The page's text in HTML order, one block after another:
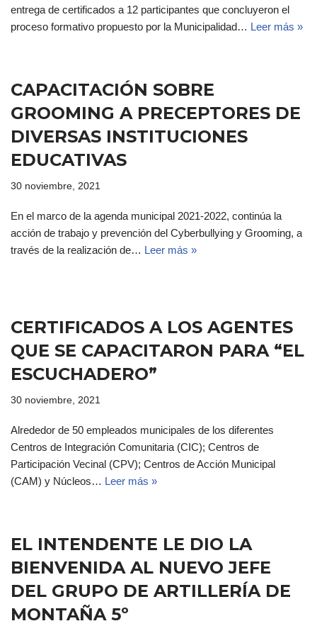
entrega de certificados a 12 participantes que concluyeron el
proceso formativo propuesto por la Municipalidad… Leer más »
CAPACITACIÓN SOBRE
GROOMING A PRECEPTORES DE
DIVERSAS INSTITUCIONES
EDUCATIVAS
30 noviembre, 2021
En el marco de la agenda municipal 2021-2022, continúa la
acción de trabajo y prevención del Cyberbullying y Grooming, a
través de la realización de… Leer más »
CERTIFICADOS A LOS AGENTES
QUE SE CAPACITARON PARA “EL
ESCUCHADERO”
30 noviembre, 2021
Alrededor de 50 empleados municipales de los diferentes
Centros de Integración Comunitaria (CIC); Centros de
Participación Vecinal (CPV); Centros de Acción Municipal
(CAM) y Núcleos… Leer más »
EL INTENDENTE LE DIO LA
BIENVENIDA AL NUEVO JEFE
DEL GRUPO DE ARTILLERÍA DE
MONTAÑA 5º